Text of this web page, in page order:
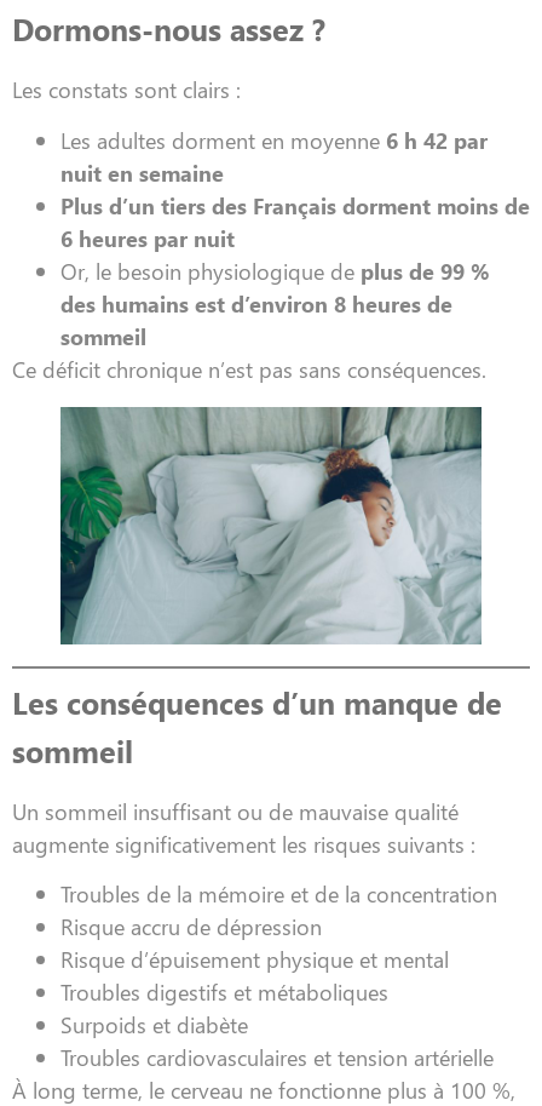
Dormons-nous assez ?
Les constats sont clairs :
Les adultes dorment en moyenne 6 h 42 par
nuit en semaine
Plus d’un tiers des Français dorment moins de
6 heures par nuit
Or, le besoin physiologique de plus de 99 %
des humains est d’environ 8 heures de
sommeil
Ce déficit chronique n’est pas sans conséquences.
Les conséquences d’un manque de
sommeil
Un sommeil insuffisant ou de mauvaise qualité
augmente significativement les risques suivants :
Troubles de la mémoire et de la concentration
Risque accru de dépression
Risque d’épuisement physique et mental
Troubles digestifs et métaboliques
Surpoids et diabète
Troubles cardiovasculaires et tension artérielle
À long terme, le cerveau ne fonctionne plus à 100 %,